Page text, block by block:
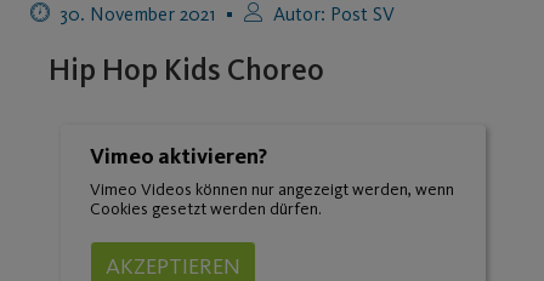
30. November 2021 Autor: Post SV
Hip Hop Kids Choreo
Vimeo aktivieren?
Vimeo Videos können nur angezeigt werden, wenn
Cookies gesetzt werden dürfen.
AKZEPTIEREN